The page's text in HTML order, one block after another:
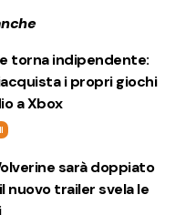
torna indipendente:
i propri giochi
a Xbox
sarà doppiato
nuovo trailer svela le